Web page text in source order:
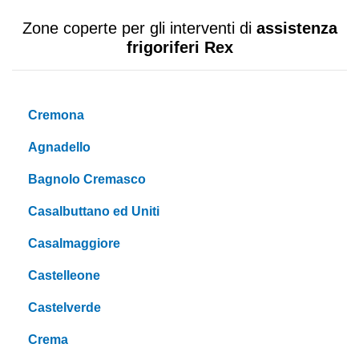
Zone coperte per gli interventi di assistenza
frigoriferi Rex
Cremona
Agnadello
Bagnolo Cremasco
Casalbuttano ed Uniti
Casalmaggiore
Castelleone
Castelverde
Crema